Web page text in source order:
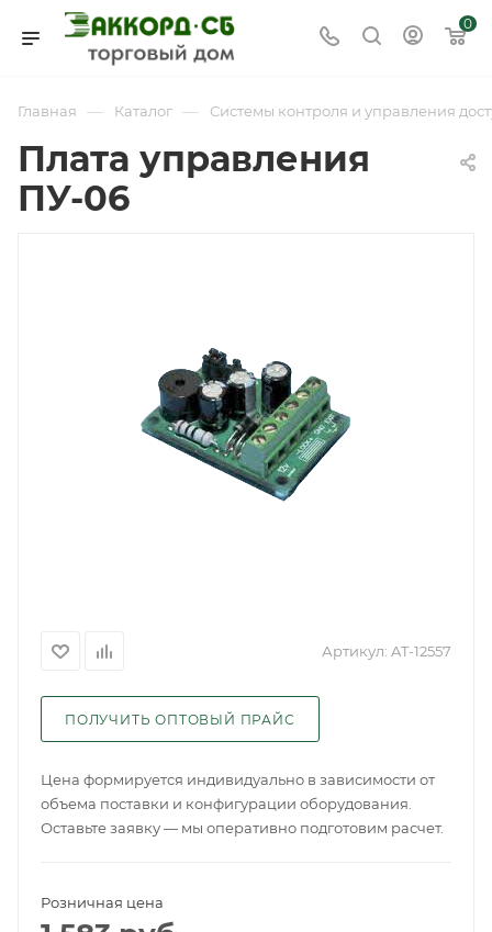
0
Главная — Каталог — Системы контроля и управления
Плата управления
ПУ-06
Артикул: AT-12557
ПОЛУЧИТЬ ОПТОВЫЙ ПРАЙС
Цена формируется индивидуально в зависимости от
объема поставки и конфигурации оборудования.
Оставьте заявку — мы оперативно подготовим расчет.
Розничная цена